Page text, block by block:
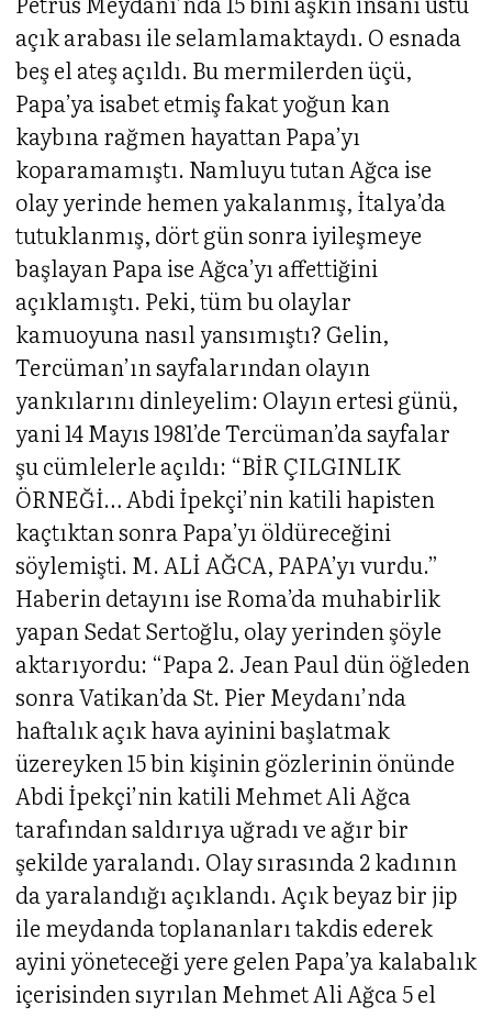
açık arabası ile selamlamaktaydı. O esnada
beş el ateş açıldı. Bu mermilerden üçü,
Papa’ya isabet etmiş fakat yoğun kan
kaybına rağmen hayattan Papa’yı
koparamamıştı. Namluyu tutan Ağca ise
olay yerinde hemen yakalanmış, İtalya’da
tutuklanmış, dört gün sonra iyileşmeye
başlayan Papa ise Ağca’yı affettiğini
açıklamıştı. Peki, tüm bu olaylar
kamuoyuna nasıl yansımıştı? Gelin,
Tercüman’ın sayfalarından olayın
yankılarını dinleyelim: Olayın ertesi günü,
yani 14 Mayıs 1981’de Tercüman’da sayfalar
şu cümlelerle açıldı: “BİR ÇILGINLIK
ÖRNEĞİ… Abdi İpekçi’nin katili hapisten
kaçtıktan sonra Papa’yı öldüreceğini
söylemişti. M. ALİ AĞCA, PAPA’yı vurdu.”
Haberin detayını ise Roma’da muhabirlik
yapan Sedat Sertoğlu, olay yerinden şöyle
aktarıyordu: “Papa 2. Jean Paul dün öğleden
sonra Vatikan’da St. Pier Meydanı’nda
haftalık açık hava ayinini başlatmak
üzereyken 15 bin kişinin gözlerinin önünde
Abdi İpekçi’nin katili Mehmet Ali Ağca
tarafından saldırıya uğradı ve ağır bir
şekilde yaralandı. Olay sırasında 2 kadının
da yaralandığı açıklandı. Açık beyaz bir jip
ile meydanda toplananları takdis ederek
ayini yöneteceği yere gelen Papa’ya kalabalık
içerisinden sıyrılan Mehmet Ali Ağca 5 el